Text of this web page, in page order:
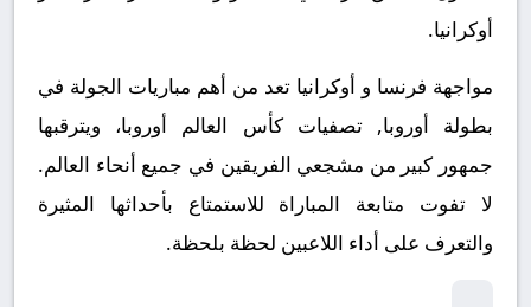
أوكرانيا.
مواجهة فرنسا و أوكرانيا تعد من أهم مباريات الجولة في
بطولة أوروبا, تصفيات كأس العالم أوروبا، ويترقبها
جمهور كبير من مشجعي الفريقين في جميع أنحاء العالم.
لا تفوت متابعة المباراة للاستمتاع بأحداثها المثيرة
والتعرف على أداء اللاعبين لحظة بلحظة.